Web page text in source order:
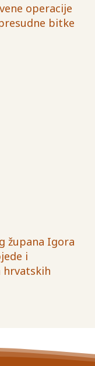
operacije
bitke
župana Igora
i
hrvatskih